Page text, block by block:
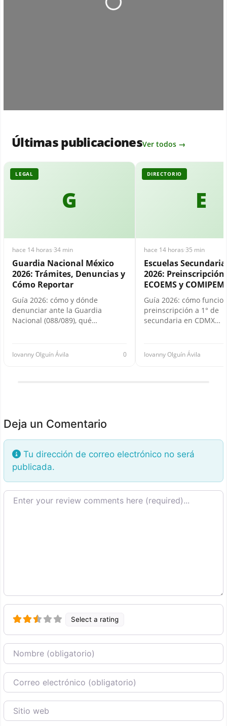
Loading...
Últimas publicacionesVer todos →
G
LEGAL
hace 14 horas·34 min
Guardia Nacional México
2026: Trámites, Denuncias y
Cómo Reportar
Guía 2026: cómo y dónde
denunciar ante la Guardia
Nacional (088/089), qué…
Iovanny Olguín Ávila 0
E
DIRECTORIO
hace 14 horas·35 min
Escuelas
2026: Preinscripción,
ECOEMS y
Guía 2026: cómo
preinscripción a 1° de
secundaria en CDMX…
Iovanny Olguín Ávila
Deja un Comentario
Tu dirección de correo electrónico no será
publicada.
Texto de la reseña
Select a rating
Nombre
Correo Electronico
Sitio web